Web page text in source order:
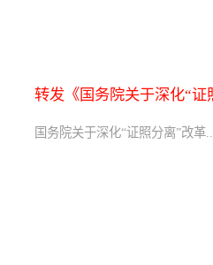
转发《国务院关于深化“证
国务院关于深化“证照分离”改革...